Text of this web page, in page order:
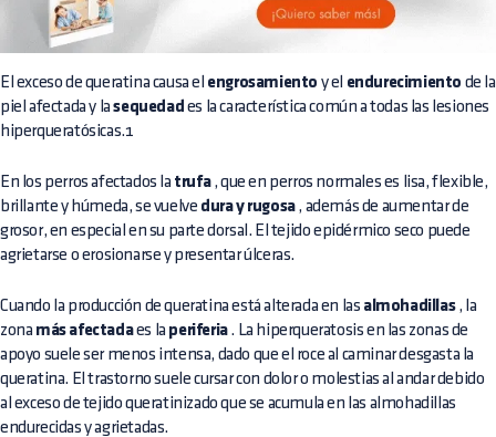
El exceso de queratina causa el engrosamiento y el endurecimiento de la
piel afectada y lasequedad es la característica común a todas las lesiones
hiperqueratósicas.1
En los perros afectados la trufa, que en perros normales es lisa, flexible,
brillante y húmeda, se vuelve dura y rugosa, además de aumentar de
grosor, en especial en su parte dorsal. El tejido epidérmico seco puede
agrietarse o erosionarse y presentar úlceras.
Cuando la producción de queratina está alterada en las almohadillas, la
zona más afectadaes la periferia. La hiperqueratosis en las zonas de
apoyo suele ser menos intensa, dado que el roce al caminar desgasta la
queratina. El trastorno suele cursar con dolor o molestias al andar debido
al exceso de tejido queratinizado que se acumula en las almohadillas
endurecidas y agrietadas.